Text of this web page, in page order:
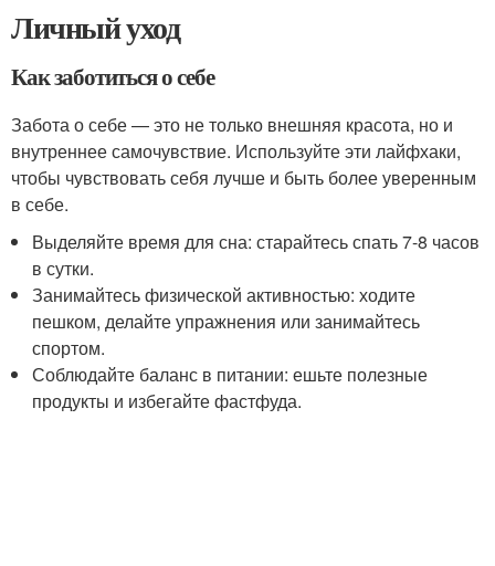
Личный уход
Как заботиться о себе
Забота о себе — это не только внешняя красота, но и
внутреннее самочувствие. Используйте эти лайфхаки,
чтобы чувствовать себя лучше и быть более уверенным
в себе.
Выделяйте время для сна: старайтесь спать 7-8 часов
в сутки.
Занимайтесь физической активностью: ходите
пешком, делайте упражнения или занимайтесь
спортом.
Соблюдайте баланс в питании: ешьте полезные
продукты и избегайте фастфуда.